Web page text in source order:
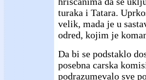
turaka i Tatara.
velik, mada je u
odred, kojim je
Da bi se podstaklo
posebna carska
podrazumevalo sve